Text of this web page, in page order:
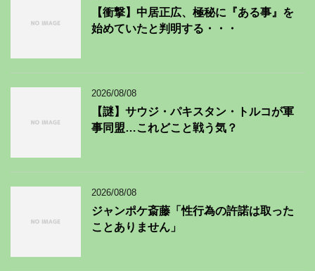
【衝撃】中居正広、極秘に『ある事』を
始めていたと判明する・・・
2026/08/08
【謎】サウジ・パキスタン・トルコが軍
事同盟…これどこと戦う気？
2026/08/08
ジャンポケ斎藤「性行為の許諾は取った
ことありません」